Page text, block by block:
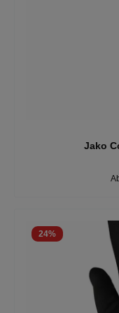
Jako
24%